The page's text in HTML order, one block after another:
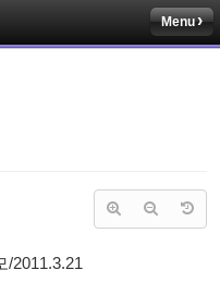
Menu
/2011.3.21
북5
북5